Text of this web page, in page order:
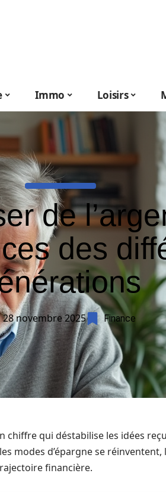
Immo Loisirs
de
des
28 novembre 2025 Finance
chiffre qui déstabilise les idées
modes d’épargne se réinventent,
financière.